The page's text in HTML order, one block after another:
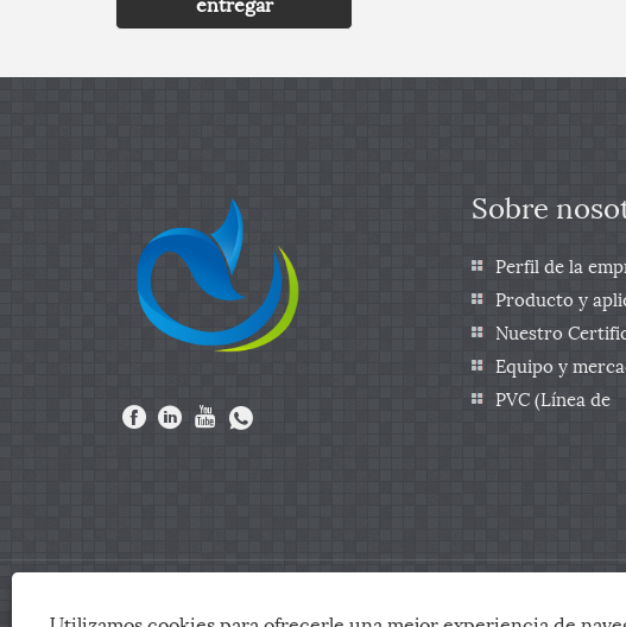
Sobre
Perfil de la
Producto y
Nuestro
Equipo y
PVC (Línea de
Copyright © 2025 Zhejiang Arris IMP & EXP Co., Ltd. Todos los